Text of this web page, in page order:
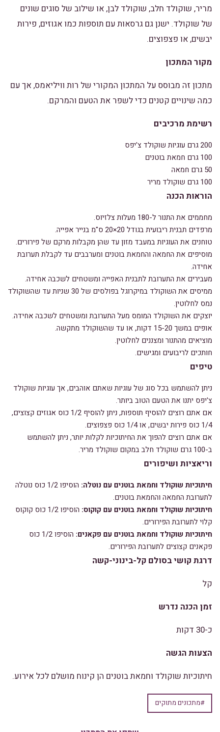
מריר, שוקולד חלב, שוקולד לבן, או שילוב של סוגים שונים
של שוקולד. ישנן גם גרסאות עם תוספות כמו אגוזים, פירות
יבשים, או פצפוצים.
מקור המתכון
מתכון זה מבוסס על המתכון המקורי של רות וויליאמס, אך עם
כמה שינויים קטנים כדי לשפר את הטעם והמרקם.
רשימת מרכיבים
200 גרם עוגיות שוקולד צ'יפס
100 גרם חמאת בוטנים
50 גרם חמאה
100 גרם שוקולד מריר
הוראות הכנה
מחממים את התנור ל-180 מעלות צלזיוס.
מרפדים תבנית ריבועית בגודל 20×20 ס"מ בנייר אפייה.
טוחנים את העוגיות במעבד מזון עד שהן מקבלות מרקם של פירורים.
מוסיפים את החמאה והחמאת בוטנים ומערבבים עד לקבלת תערובת
אחידה.
מעבירים את התערובת לתבנית האפייה ומשטחים לשכבה אחידה.
ממיסים את השוקולד במיקרוגל בפולסים של 30 שניות עד שהשוקולד
נמס לחלוטין.
יוצקים את השוקולד המומס מעל התערובת ומשטחים לשכבה אחידה.
אופים במשך 15-20 דקות, או עד שהשוקולד מתקשה.
מוציאים מהתנור ומצננים לחלוטין.
חותכים לריבועים ומגישים.
טיפים
ניתן להשתמש בכל סוג של עוגיות שאתם אוהבים, אך עוגיות שוקולד
צ'יפס יתנו את הטעם הטוב ביותר.
אם אתם רוצים להוסיף תוספות, ניתן להוסיף 1/2 כוס אגוזים קצוצים,
1/4 כוס פירות יבשים, או 1/4 כוס פצפוצים.
אם אתם רוצים להפוך את החיתוכיות לקלות יותר, ניתן להשתמש
ב-100 גרם שוקולד חלב במקום שוקולד מריר.
וריאציות ושיפורים
חיתוכיות שוקולד וחמאת בוטנים עם נוטלה:
הוסיפו 1/2 כוס נוטלה
לתערובת החמאה והחמאת בוטנים.
חיתוכיות שוקולד וחמאת בוטנים עם קוקוס:
הוסיפו 1/2 כוס קוקוס
קלוי לתערובת הפירורים.
חיתוכיות שוקולד וחמאת בוטנים עם פקאנים:
הוסיפו 1/2 כוס
פקאנים קצוצים לתערובת הפירורים.
דרגת קושי בסולם קל-בינוני-קשה
קל
זמן הכנה נדרש
כ-30 דקות
הצעות הגשה
חיתוכיות שוקולד וחמאת בוטנים הן קינוח מושלם לכל אירוע.
#מתכונים מתוקים